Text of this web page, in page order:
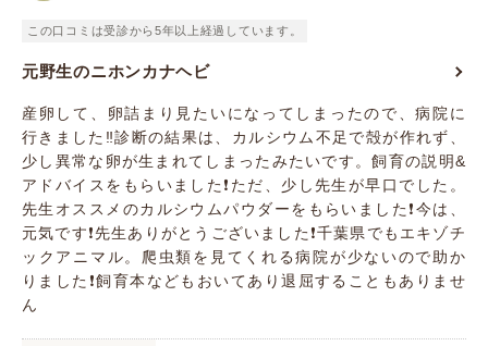
この口コミは受診から5年以上経過しています。
元野生のニホンカナヘビ
産卵して、卵詰まり見たいになってしまったので、病院に
行きました‼️診断の結果は、カルシウム不足で殻が作れず、
少し異常な卵が生まれてしまったみたいです。飼育の説明&
アドバイスをもらいました❗️ただ、少し先生が早口でした。
先生オススメのカルシウムパウダーをもらいました❗️今は、
元気です❗️先生ありがとうございました❗️千葉県でもエキゾチ
ックアニマル。爬虫類を見てくれる病院が少ないので助か
りました❗️飼育本などもおいてあり退屈することもありませ
ん